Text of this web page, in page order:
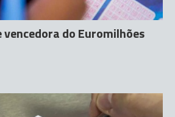
vencedora do Euromilhões